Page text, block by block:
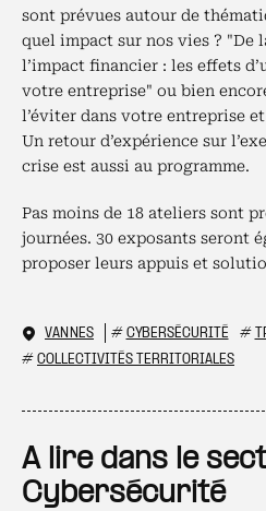
sont prévues autour de
quel impact sur nos vies ? "De
l’impact financier : les effets
votre entreprise" ou bien
l’éviter dans votre entreprise
Un retour d’expérience sur
crise est aussi au programme.
Pas moins de 18 ateliers sont
journées. 30 exposants seront
proposer leurs appuis et
VANNES # CYBERSÉCURITÉ #
# COLLECTIVITÉS TERRITORIALES
A lire dans le
Cybersécurité